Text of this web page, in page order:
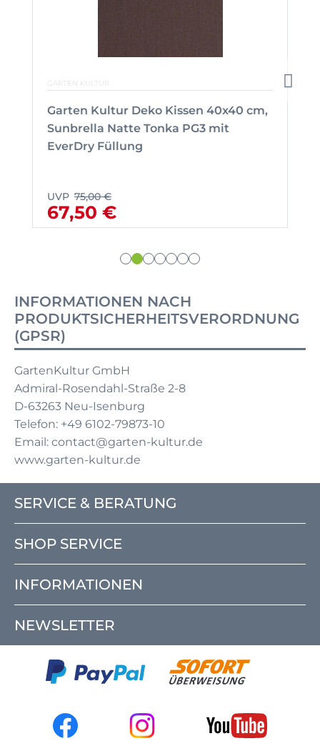
GARTEN KULTUR
Garten Kultur Deko Kissen 40x40 cm,
Sunbrella Natte Tonka PG3 mit
EverDry Füllung
UVP 75,00 €
67,50 €
INFORMATIONEN NACH
PRODUKTSICHERHEITSVERORDNUNG
(GPSR)
GartenKultur GmbH
Admiral-Rosendahl-Straße 2-8
D-63263 Neu-Isenburg
Telefon: +49 6102-79873-10
Email: contact@garten-kultur.de
www.garten-kultur.de
SERVICE & BERATUNG
SHOP SERVICE
INFORMATIONEN
NEWSLETTER